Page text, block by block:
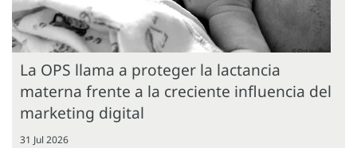
La OPS llama a proteger la lactancia
materna frente a la creciente influencia del
marketing digital
31 Jul 2026